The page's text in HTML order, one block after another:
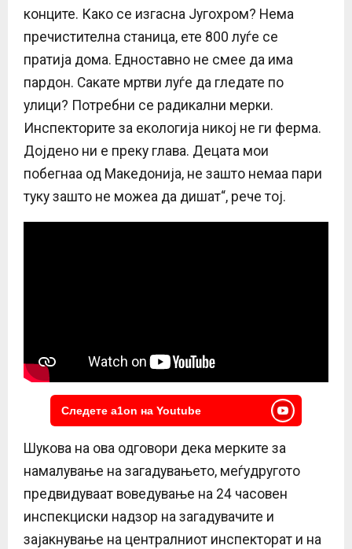
конците. Како се изгасна Југохром? Нема
пречистителна станица, ете 800 луѓе се
пратија дома. Едноставно не смее да има
пардон. Сакате мртви луѓе да гледате по
улици? Потребни се радикални мерки.
Инспекторите за екологија никој не ги ферма.
Дојдено ни е преку глава. Децата мои
побегнаа од Македонија, не зашто немаа пари
туку зашто не можеа да дишат“, рече тој.
Следете a1on на Youtube
Шукова на ова одговори дека мерките за
намалување на загадувањето, меѓудругото
предвидуваат воведување на 24 часовен
инспекциски надзор на загадувачите и
зајакнување на централниот инспекторат и на